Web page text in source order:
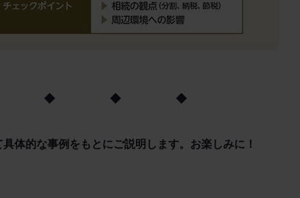
◆ ◆ ◆
体的な事例をもとにご説明します。お楽しみに！